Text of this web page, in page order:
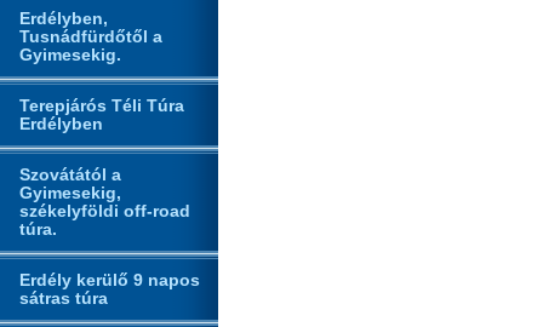
Erdélyben,
Tusnádfürdőtől a
Gyimesekig.
Terepjárós Téli Túra
Erdélyben
Szovátától a
Gyimesekig,
székelyföldi off-road
túra.
Erdély kerülő 9 napos
sátras túra